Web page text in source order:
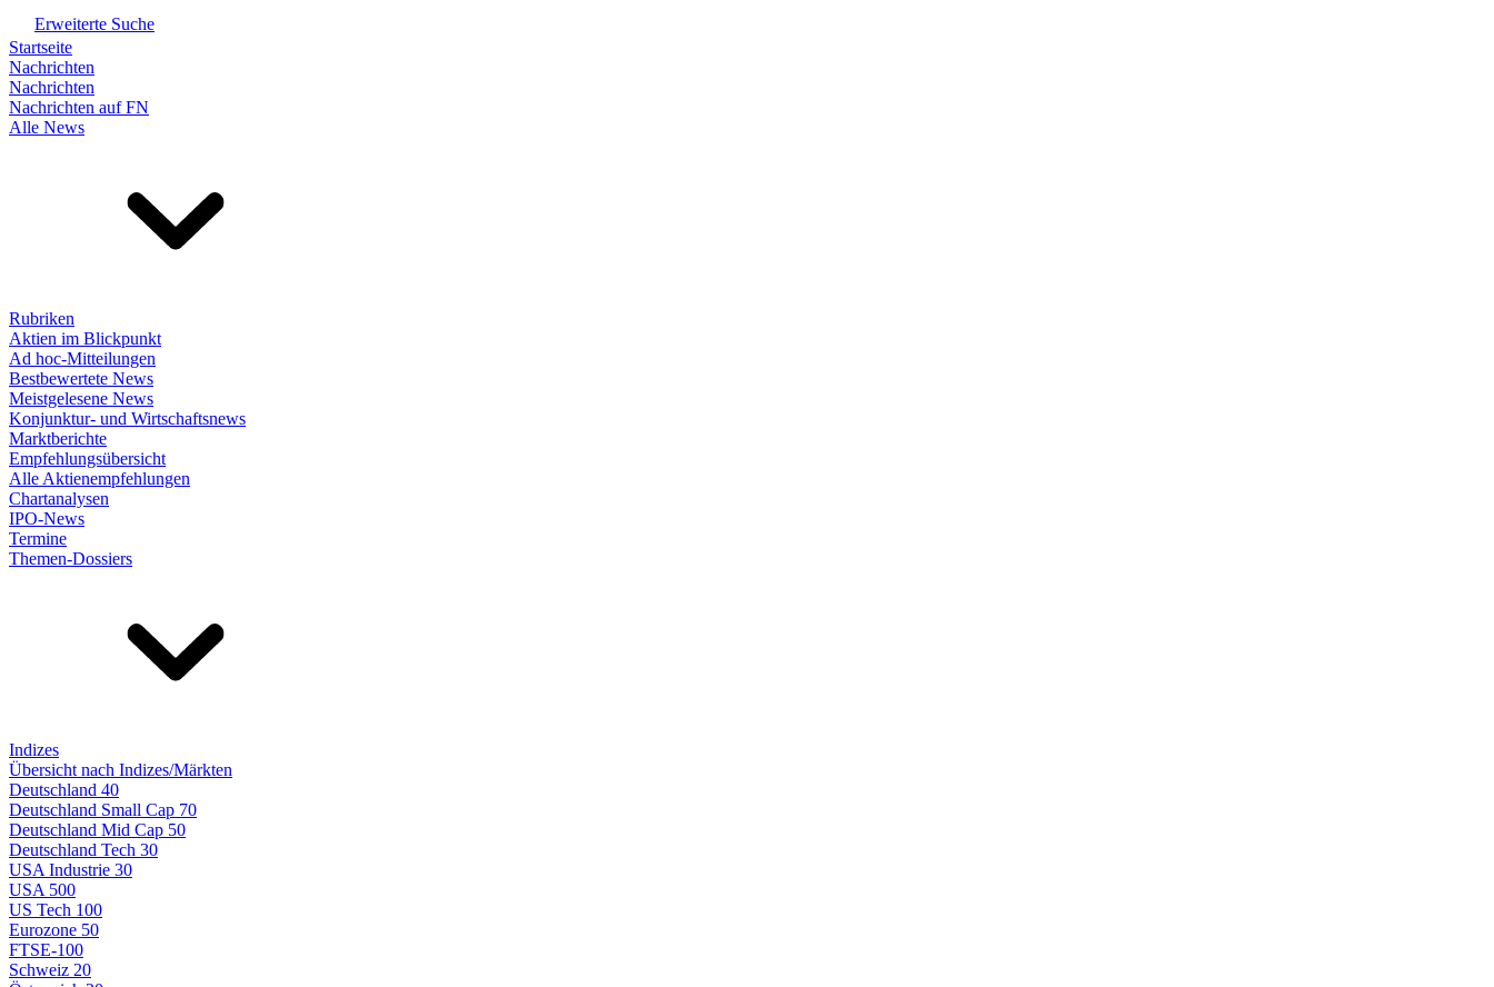
Erweiterte Suche
Startseite
Nachrichten
Nachrichten
Nachrichten auf FN
Alle News
Rubriken
Aktien im Blickpunkt
Ad hoc-Mitteilungen
Bestbewertete News
Meistgelesene News
Konjunktur- und Wirtschaftsnews
Marktberichte
Empfehlungsübersicht
Alle Aktienempfehlungen
Chartanalysen
IPO-News
Termine
Themen-Dossiers
Indizes
Übersicht nach Indizes/Märkten
Deutschland 40
Deutschland Small Cap 70
Deutschland Mid Cap 50
Deutschland Tech 30
USA Industrie 30
USA 500
US Tech 100
Eurozone 50
FTSE-100
Schweiz 20